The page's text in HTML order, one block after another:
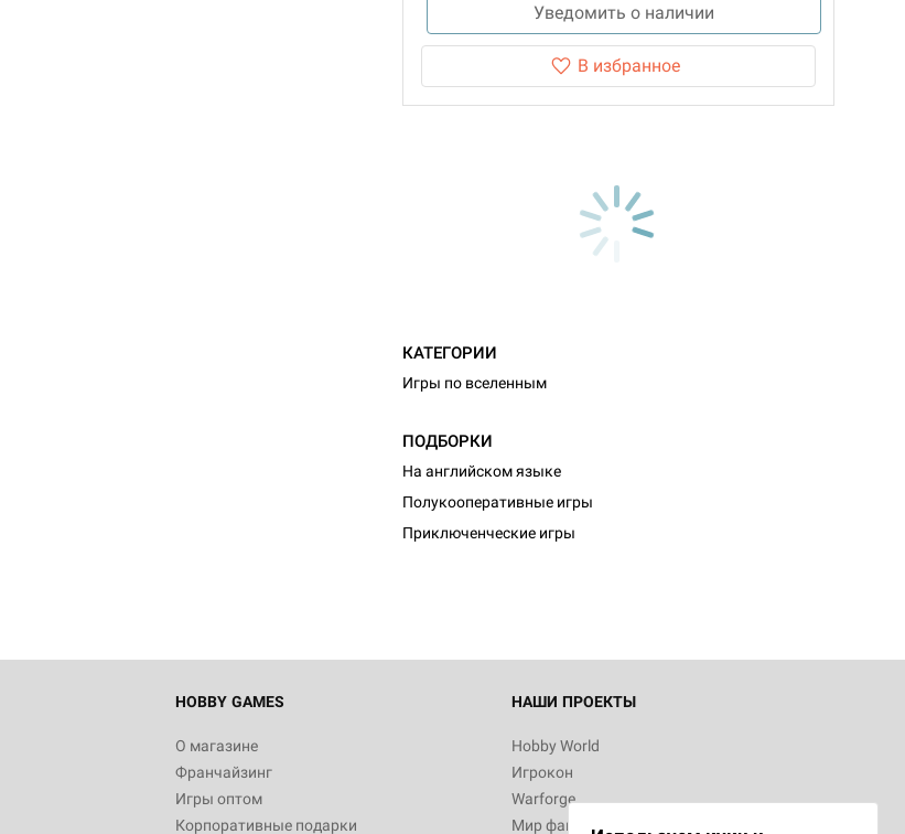
Уведомить о наличии
В избранное
КАТЕГОРИИ
Игры по вселенным
ПОДБОРКИ
На английском языке
Полукооперативные игры
Приключенческие игры
HOBBY GAMES
О магазине
Франчайзинг
Игры оптом
Корпоративные подарки
НАШИ ПРОЕКТЫ
Hobby World
Игрокон
Warforge
Мир фантастики
Настольная игра Hobby World Монстры
Белая смерть
12 990
Настольная игра Hobby World Берсерк.